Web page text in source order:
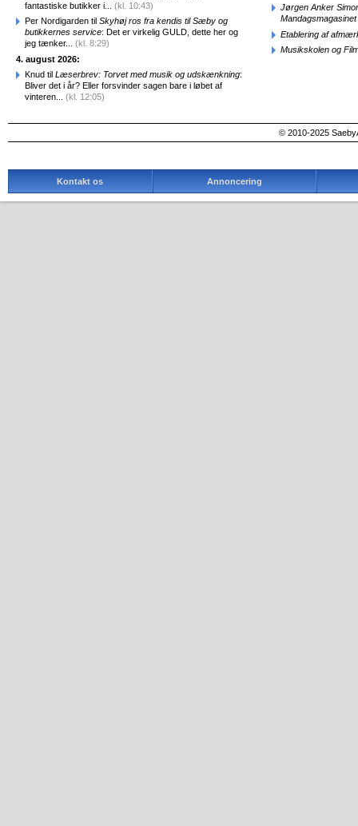
fantastiske butikker i... (kl. 10:43)
Per Nordigarden til Skyhøj ros fra kendis til Sæby og
butikkernes service: Det er virkelig GULD, dette her og
jeg tænker... (kl. 8:29)
4. august 2026:
Knud til Læserbrev: Torvet med musik og udskænkning:
Bliver det i år? Eller forsvinder sagen bare i løbet af
vinteren... (kl. 12:05)
Jørgen Anker
Mandagsmagasinet
Etablering af
Musikskolen og
© 2010-2025
Kontakt os Annoncering